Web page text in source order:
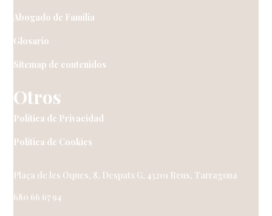
Abogado de Familia
Glosario
Sitemap de contenidos
Otros
Política de Privacidad
Política de Cookies
Plaça de les Oques, 8, Despatx G, 43201 Reus, Tarragona
680 66 67 94